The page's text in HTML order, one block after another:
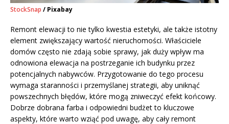
StockSnap / Pixabay
Remont elewacji to nie tylko kwestia estetyki, ale także istotny
element zwiększający wartość nieruchomości. Właściciele
domów często nie zdają sobie sprawy, jak duży wpływ ma
odnowiona elewacja na postrzeganie ich budynku przez
potencjalnych nabywców. Przygotowanie do tego procesu
wymaga staranności i przemyślanej strategii, aby uniknąć
powszechnych błędów, które mogą zniweczyć efekt końcowy.
Dobrze dobrana farba i odpowiedni budżet to kluczowe
aspekty, które warto wziąć pod uwagę, aby cały remont